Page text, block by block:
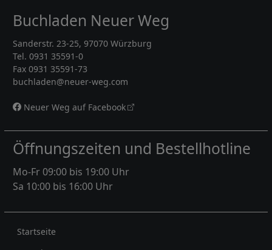
Buchladen Neuer Weg
Sanderstr. 23-25, 97070 Würzburg
Tel. 0931 35591-0
Fax 0931 35591-73
buchladen@neuer-weg.com
Neuer Weg auf Facebook
Öffnungszeiten und Bestellhotline
Mo-Fr 09:00 bis 19:00 Uhr
Sa 10:00 bis 16:00 Uhr
Rechtliches
Startseite